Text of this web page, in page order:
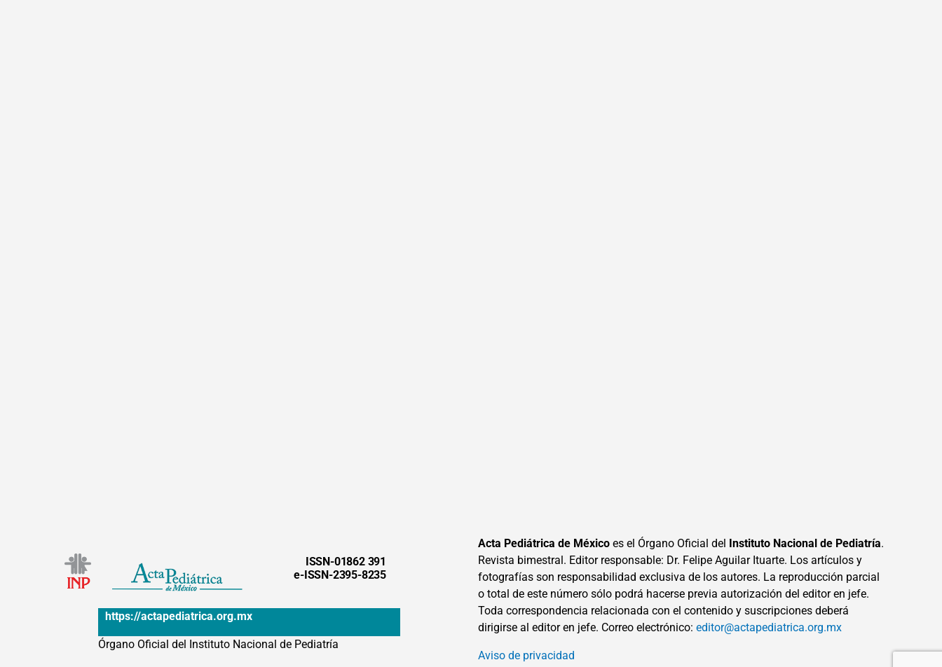
ISSN-01862 391
e-ISSN-2395-8235
https://actapediatrica.org.mx
Órgano Oficial del Instituto Nacional de Pediatría
Acta Pediátrica de México es el Órgano Oficial del Instituto Nacional de Pediatría.
Revista bimestral. Editor responsable: Dr. Felipe Aguilar Ituarte. Los artículos y
fotografías son responsabilidad exclusiva de los autores. La reproducción parcial
o total de este número sólo podrá hacerse previa autorización del editor en jefe.
Toda correspondencia relacionada con el contenido y suscripciones deberá
dirigirse al editor en jefe. Correo electrónico: editor@actapediatrica.org.mx
Aviso de privacidad